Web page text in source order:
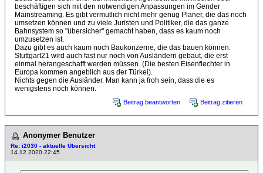
beschäftigen sich mit den notwendigen Anpassungen im Gender
Mainstreaming. Es gibt vermutlich nicht mehr genug Planer, die das noch
umsetzen können und zu viele Juristen und Politiker, die das ganze
Bahnsystem so "übersicher" gemacht haben, dass es kaum noch
umzusetzen ist.
Dazu gibt es auch kaum noch Baukonzerne, die das bauen können.
Stuttgart21 wird auch fast nur noch von Ausländern gebaut, die erst
einmal herangeschafft werden müssen. (Die besten Eisenflechter in
Europa kommen angeblich aus der Türkei).
Nichts gegen die Ausländer. Man kann ja froh sein, dass die es
wenigstens noch können.
Beitrag beantworten Beitrag zitieren
Anonymer Benutzer
Re: i2030 - aktuelle Übersicht
14.12.2020 22:45